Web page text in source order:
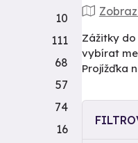
Zážitky do
vybírat
Projížďka
10
111
68
57
74
16